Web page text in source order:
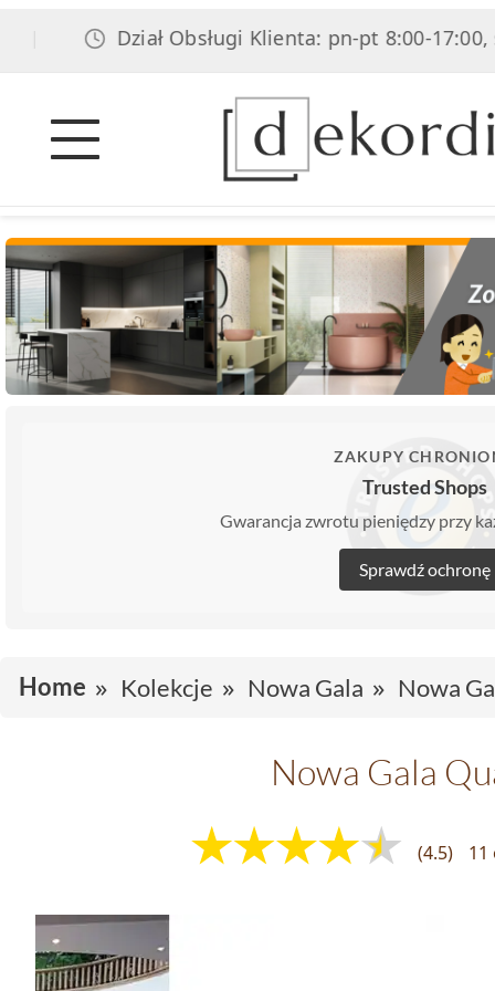
Dział Obsługi Klienta: pn-pt 8:00-17:00, sob 8:00-
ZAKUPY
Trusted Shops
Gwarancja zwrotu pieniędzy przy
Sprawdź ochronę
Home Kolekcje Nowa Gala Nowa
Nowa Gala
(4.5)